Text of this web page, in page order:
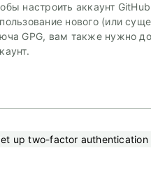
настроить аккаунт
нового (или
GPG, вам также нужно
up two-factor authentication